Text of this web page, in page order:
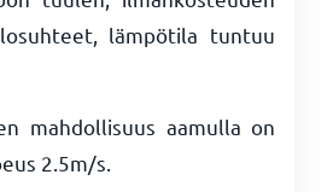
lämpötila tuntuu
mahdollisuus aamulla on
2.5m/s